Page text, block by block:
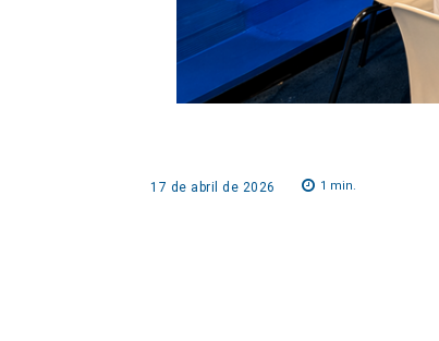
17 de abril de 2026 1 min.